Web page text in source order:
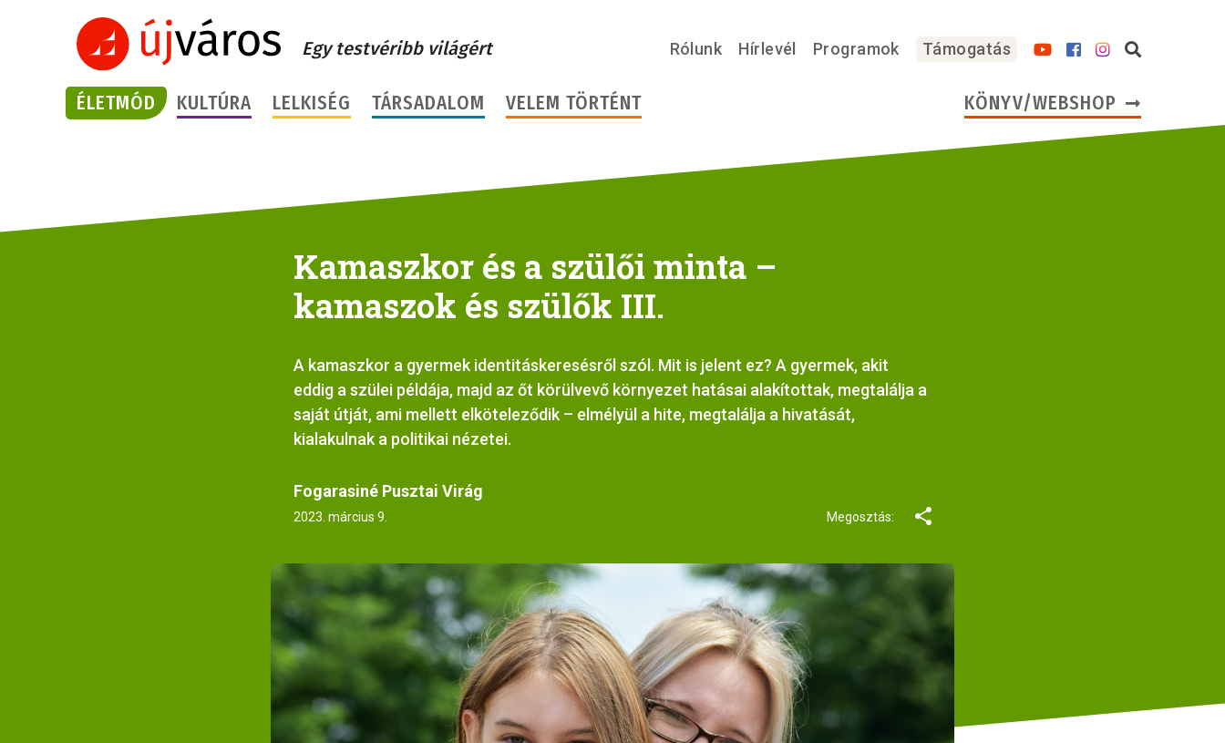
Egy testvéribb világért Rólunk Hírlevél Programok Támogatás
ÉLETMÓD KULTÚRA LELKISÉG TÁRSADALOM VELEM TÖRTÉNT KÖNYV/WEBSHOP
Kamaszkor és a szülői minta –
kamaszok és szülők III.
A kamaszkor a gyermek identitáskeresésről szól. Mit is jelent ez? A gyermek, akit
eddig a szülei példája, majd az őt körülvevő környezet hatásai alakítottak, megtalálja a
saját útját, ami mellett elköteleződik – elmélyül a hite, megtalálja a hivatását,
kialakulnak a politikai nézetei.
Fogarasiné Pusztai Virág
2023. március 9. Megosztás: